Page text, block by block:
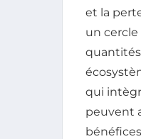
et la
un
qui
peuvent